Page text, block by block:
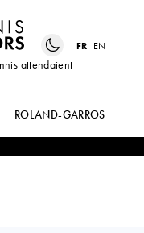
attendaient
FR EN
ROLAND-GARROS